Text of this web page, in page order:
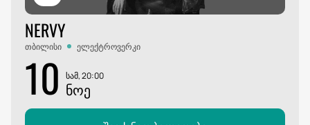
NERVY
თბილისი ელექტროვერკი
10 სამ, 20:00
ᲜᲝᲔ